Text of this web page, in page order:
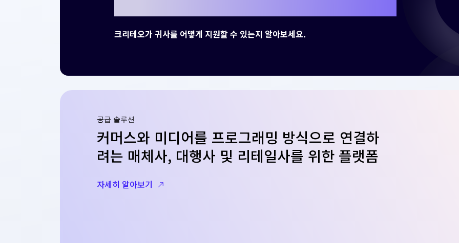
크리테오가 귀사를 어떻게 지원할 수 있는지 알아보세요.
공급 솔루션
커머스와 미디어를 프로그래밍 방식으로 연결하
려는 매체사, 대행사 및 리테일사를 위한 플랫폼
자세히 알아보기